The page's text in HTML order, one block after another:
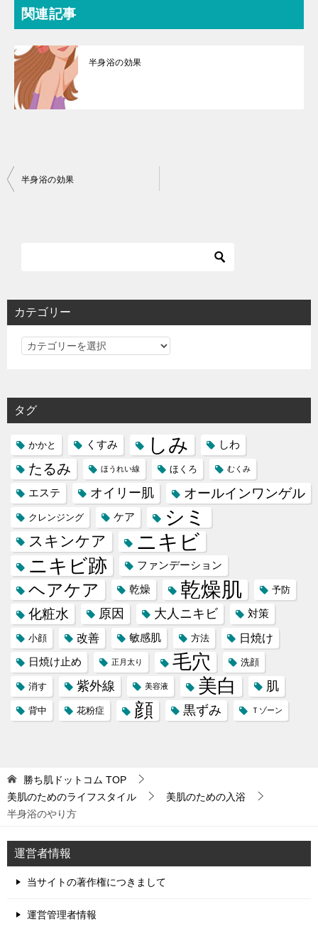
関連記事
半身浴の効果
投
シ
半身浴の効果
カテゴリー
カ
リ
ー
タグ
かかと くすみ しみ しわ
たるみ ほうれい線 ほくろ むくみ
エステ オイリー肌 オールインワンゲル
クレンジング ケア シミ
スキンケア ニキビ
ニキビ跡 ファンデーション
ヘアケア 乾燥 乾燥肌 予防
化粧水 原因 大人ニキビ 対策
小顔 改善 敏感肌 方法 日焼け
日焼け止め 正月太り 毛穴 洗顔
消す 紫外線 美容液 美白 肌
背中 花粉症 顔 黒ずみ Ｔゾーン
勝ち肌ドットコム TOP
美肌のためのライフスタイル
美肌のための入浴
半身浴のやり方
運営者情報
当サイトの著作権につきまして
運営管理者情報